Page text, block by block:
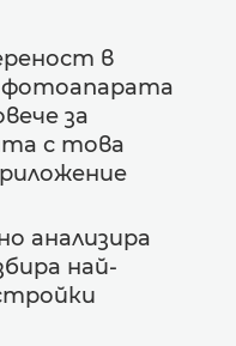
в
за
с това
анализира
най-